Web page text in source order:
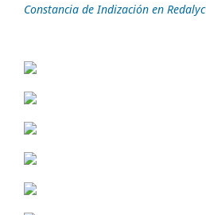
Constancia de Indización en Redalyc